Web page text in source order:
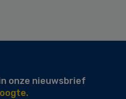
onze nieuwsbrief